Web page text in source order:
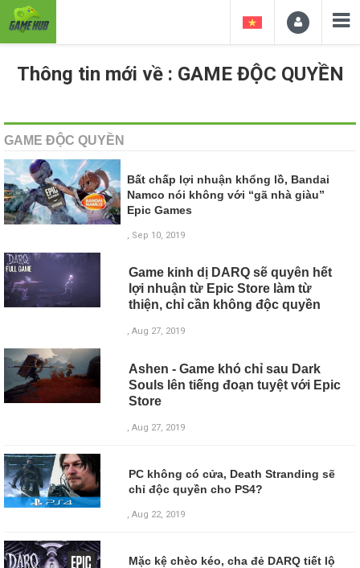
Thông tin mới về : GAME ĐỘC QUYỀN
GAME ĐỘC QUYỀN
Bất chấp lợi nhuận khổng lồ, Bandai
Namco nói không với “gã nhà giàu”
Epic Games
, Sep 10, 2019
Game kinh dị DARQ sẽ quyên hết
lợi nhuận từ Epic Store làm từ
thiện, chỉ cần không độc quyền
, Aug 27, 2019
Ashen - Game khó chỉ sau Dark
Souls lên tiếng đoạn tuyệt với Epic
Store
, Aug 27, 2019
PC không có cửa, Death Stranding sẽ
chỉ độc quyền cho PS4?
, Aug 22, 2019
Mặc kệ chèo kéo, cha đẻ DARQ tiết lộ